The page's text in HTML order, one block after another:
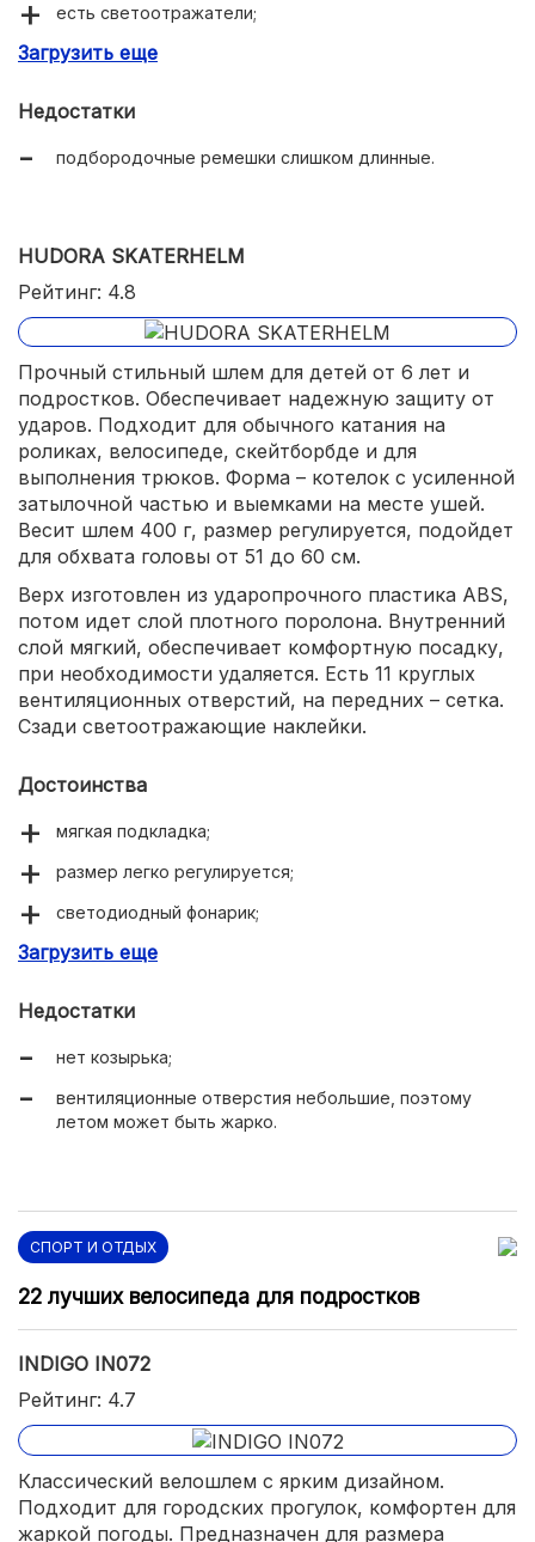
есть светоотражатели;
голова не потеет;
Загрузить еще
Недостатки
подбородочные ремешки слишком длинные.
HUDORA SKATERHELM
Рейтинг: 4.8
Прочный стильный шлем для детей от 6 лет и
подростков. Обеспечивает надежную защиту от
ударов. Подходит для обычного катания на
роликах, велосипеде, скейтборбде и для
выполнения трюков. Форма – котелок с усиленной
затылочной частью и выемками на месте ушей.
Весит шлем 400 г, размер регулируется, подойдет
для обхвата головы от 51 до 60 см.
Верх изготовлен из ударопрочного пластика ABS,
потом идет слой плотного поролона. Внутренний
слой мягкий, обеспечивает комфортную посадку,
при необходимости удаляется. Есть 11 круглых
вентиляционных отверстий, на передних – сетка.
Сзади светоотражающие наклейки.
Достоинства
мягкая подкладка;
размер легко регулируется;
светодиодный фонарик;
прочный верх;
Загрузить еще
Недостатки
нет козырька;
вентиляционные отверстия небольшие, поэтому
летом может быть жарко.
СПОРТ И ОТДЫХ
22 лучших велосипеда для подростков
INDIGO IN072
Рейтинг: 4.7
Классический велошлем с ярким дизайном.
Подходит для городских прогулок, комфортен для
жаркой погоды. Предназначен для размера